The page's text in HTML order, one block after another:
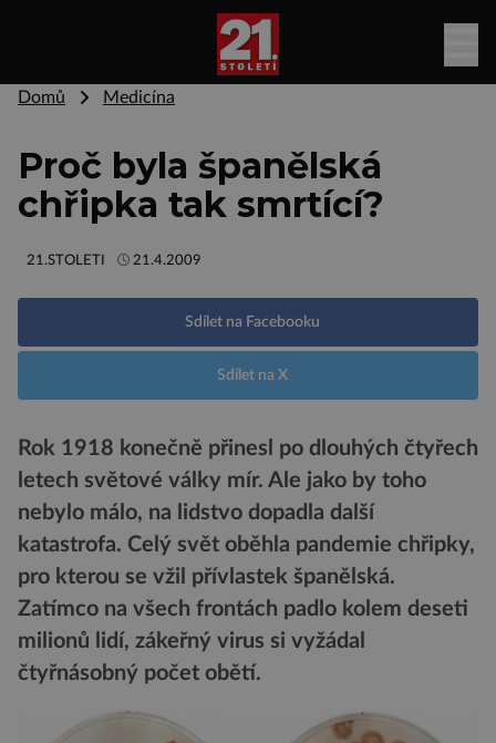
Domů Medicína
Proč byla španělská
chřipka tak smrtící?
21.STOLETI 21.4.2009
Sdílet na Facebooku
Sdílet na X
Rok 1918 konečně přinesl po dlouhých čtyřech
letech světové války mír. Ale jako by toho
nebylo málo, na lidstvo dopadla další
katastrofa. Celý svět oběhla pandemie chřipky,
pro kterou se vžil přívlastek španělská.
Zatímco na všech frontách padlo kolem deseti
milionů lidí, zákeřný virus si vyžádal
čtyřnásobný počet obětí.